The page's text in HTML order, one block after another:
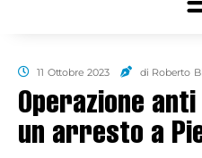
11 Ottobre 2023 di Roberto
Operazione
un arresto a